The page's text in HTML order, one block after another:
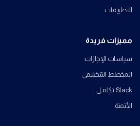
التطبيقات
مميزات فريدة
سياسات الإجازات
المخطط التنظيمي
Slack تكامل
الأتمتة